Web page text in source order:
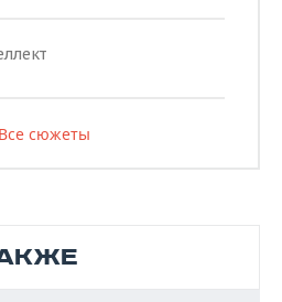
Все сюжеты